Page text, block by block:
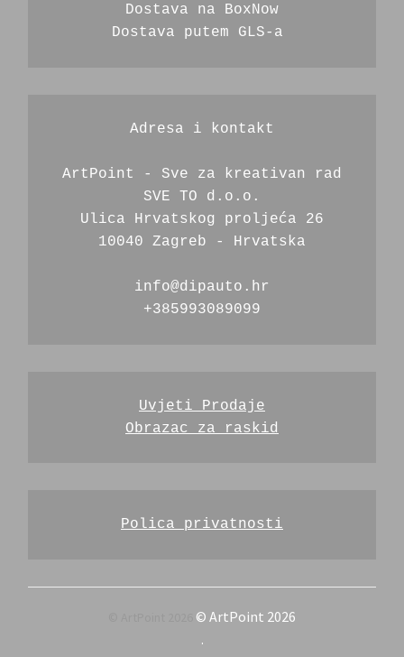
Dostava na BoxNow
Dostava putem GLS-a
Adresa i kontakt
ArtPoint - Sve za kreativan rad
SVE TO d.o.o.
Ulica Hrvatskog proljeća 26
10040 Zagreb - Hrvatska
info@dipauto.hr
+385993089099
Uvjeti Prodaje
Obrazac za raskid
Polica privatnosti
© ArtPoint 2026
.